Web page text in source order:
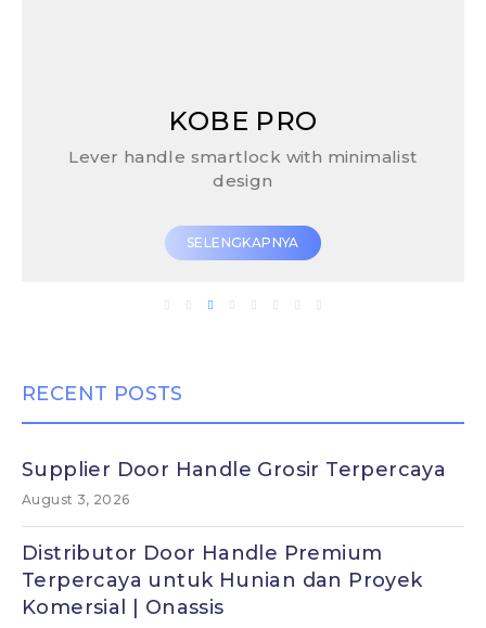
KOBE PRO
Lever handle smartlock with minimalist
design
SELENGKAPNYA
RECENT POSTS
Supplier Door Handle Grosir Terpercaya
August 3, 2026
Distributor Door Handle Premium
Terpercaya untuk Hunian dan Proyek
Komersial | Onassis